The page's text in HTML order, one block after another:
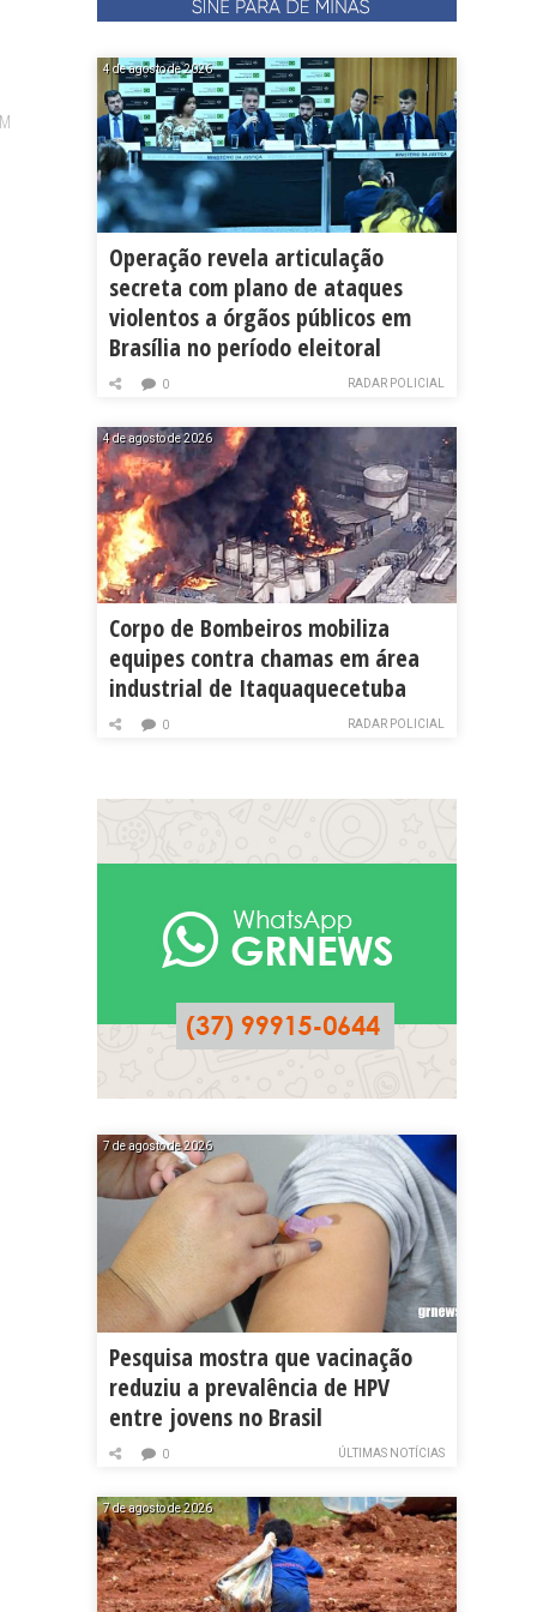
4 de agosto de 2026
Operação revela articulação
secreta com plano de ataques
violentos a órgãos públicos em
Brasília no período eleitoral
RADAR POLICIAL
0
4 de agosto de 2026
Corpo de Bombeiros mobiliza
equipes contra chamas em área
industrial de Itaquaquecetuba
RADAR POLICIAL
0
7 de agosto de 2026
Pesquisa mostra que vacinação
reduziu a prevalência de HPV
entre jovens no Brasil
ÚLTIMAS NOTÍCIAS
0
7 de agosto de 2026